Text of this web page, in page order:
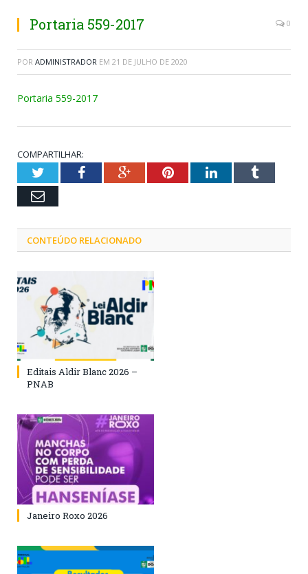
Portaria 559-2017 0
POR ADMINISTRADOR EM 21 DE JULHO DE 2020
Portaria 559-2017
COMPARTILHAR:
TwitterFacebookGoogle+PinterestLinkedInTumblr
Email
CONTEÚDO RELACIONADO
Editais Aldir Blanc 2026 –
PNAB
Janeiro Roxo 2026